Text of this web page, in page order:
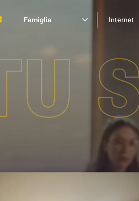
Famiglia Internet